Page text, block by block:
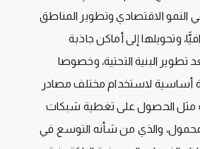
النمو الاقتصادي وتطوير المناطق
وتحويلها إلى أماكن جاذبة
تطوير البنية التحتية، وخصوصا
أساسية لاستخدام مختلف مصادر
مثل الحصول على تغطية شبكات
المحمول، والذي من شأنه التوسع في